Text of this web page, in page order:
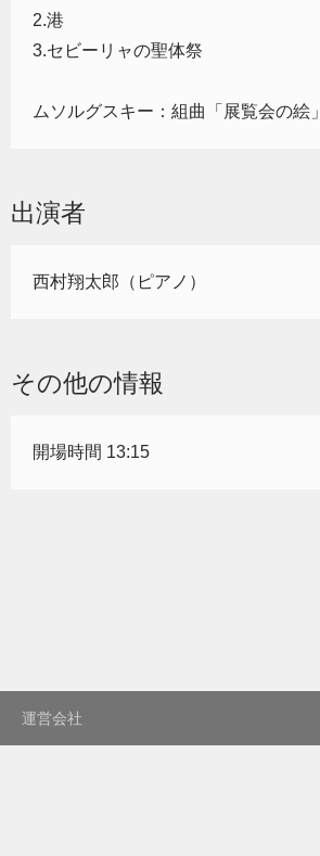
2.港
3.セビーリャの聖体祭
ムソルグスキー：組曲「展覧会の絵」
出演者
西村翔太郎（ピアノ）
その他の情報
開場時間 13:15
運営会社